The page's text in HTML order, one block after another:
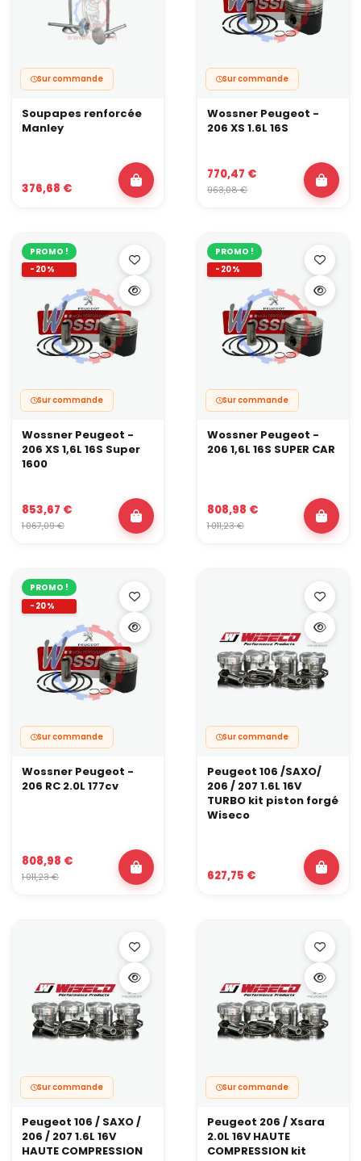
Sur commande
Soupapes renforcée
Manley
376,68 €
Sur commande
Wossner Peugeot -
206 XS 1.6L 16S
770,47 €
963,08 €
PROMO !
-20%
Sur commande
Wossner Peugeot -
206 XS 1,6L 16S Super
1600
853,67 €
1 067,09 €
PROMO !
-20%
Sur commande
Wossner Peugeot -
206 1,6L 16S SUPER CAR
808,98 €
1 011,23 €
PROMO !
-20%
Sur commande
Wossner Peugeot -
206 RC 2.0L 177cv
808,98 €
1 011,23 €
Sur commande
Peugeot 106 /SAXO/
206 / 207 1.6L 16V
TURBO kit piston forgé
Wiseco
627,75 €
Sur commande
Peugeot 106 / SAXO /
206 / 207 1.6L 16V
HAUTE COMPRESSION
Sur commande
Peugeot 206 / Xsara
2.0L 16V HAUTE
COMPRESSION kit